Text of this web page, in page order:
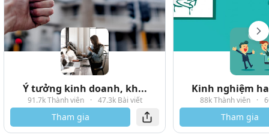
Ý tưởng kinh doanh, kh...
91.7k Thành viên · 47.3k Bài viết
Tham gia
Kinh nghiệm
88k Thành viên ·
Tham gia